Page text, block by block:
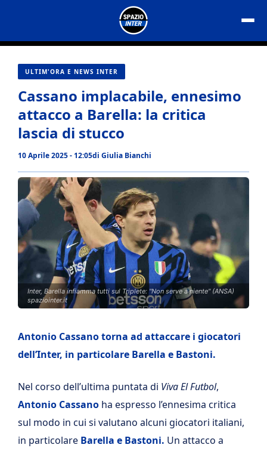
contenuto
ULTIM'ORA E NEWS INTER
Cassano implacabile, ennesimo
attacco a Barella: la critica
lascia di stucco
10 Aprile 2025 - 12:05di Giulia Bianchi
Inter, Barella infiamma tutti sul Triplete: "Non serve a niente" (ANSA)
spaziointer.it
Antonio Cassano torna ad attaccare i giocatori
dell’Inter, in particolare Barella e Bastoni.
Nel corso dell’ultima puntata di Viva El Futbol,
Antonio Cassano ha espresso l’ennesima critica
sul modo in cui si valutano alcuni giocatori italiani,
in particolare Barella e Bastoni. Un attacco a